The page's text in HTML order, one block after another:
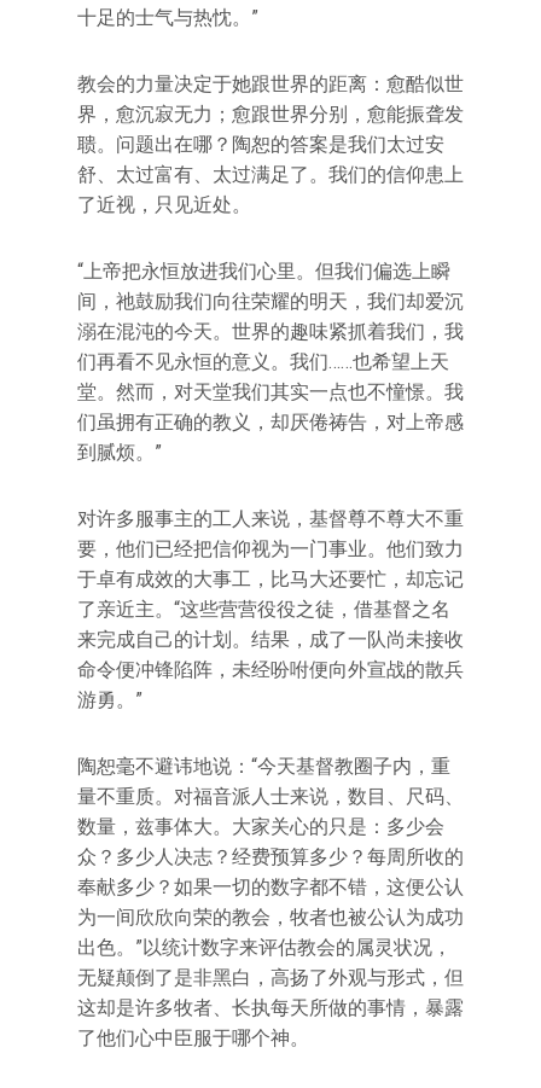
十足的士气与热忱。”
教会的力量决定于她跟世界的距离：愈酷似世
界，愈沉寂无力；愈跟世界分别，愈能振聋发
聩。问题出在哪？陶恕的答案是我们太过安
舒、太过富有、太过满足了。我们的信仰患上
了近视，只见近处。
“上帝把永恒放进我们心里。但我们偏选上瞬
间，祂鼓励我们向往荣耀的明天，我们却爱沉
溺在混沌的今天。世界的趣味紧抓着我们，我
们再看不见永恒的意义。我们……也希望上天
堂。然而，对天堂我们其实一点也不憧憬。我
们虽拥有正确的教义，却厌倦祷告，对上帝感
到腻烦。”
对许多服事主的工人来说，基督尊不尊大不重
要，他们已经把信仰视为一门事业。他们致力
于卓有成效的大事工，比马大还要忙，却忘记
了亲近主。“这些营营役役之徒，借基督之名
来完成自己的计划。结果，成了一队尚未接收
命令便冲锋陷阵，未经吩咐便向外宣战的散兵
游勇。”
陶恕毫不避讳地说：“今天基督教圈子内，重
量不重质。对福音派人士来说，数目、尺码、
数量，兹事体大。大家关心的只是：多少会
众？多少人决志？经费预算多少？每周所收的
奉献多少？如果一切的数字都不错，这便公认
为一间欣欣向荣的教会，牧者也被公认为成功
出色。”以统计数字来评估教会的属灵状况，
无疑颠倒了是非黑白，高扬了外观与形式，但
这却是许多牧者、长执每天所做的事情，暴露
了他们心中臣服于哪个神。